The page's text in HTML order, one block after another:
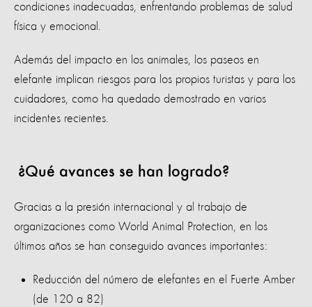
condiciones inadecuadas, enfrentando problemas de salud
física y emocional.
Además del impacto en los animales, los paseos en
elefante implican riesgos para los propios turistas y para los
cuidadores, como ha quedado demostrado en varios
incidentes recientes.
¿Qué avances se han logrado?
Gracias a la presión internacional y al trabajo de
organizaciones como World Animal Protection, en los
últimos años se han conseguido avances importantes:
Reducción del número de elefantes en el Fuerte Amber
(de 120 a 82)